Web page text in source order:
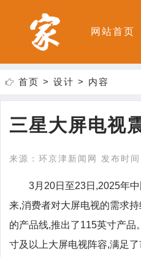
网站首页
首页 > 设计 > 内容
三星大屏电视
来源：环京津新闻网 发布时
3月20日至23日,2025年中
来,消费者对大屏电视的需求
的产品线,推出了115英寸产
寸及以上大屏电视阵容,满足